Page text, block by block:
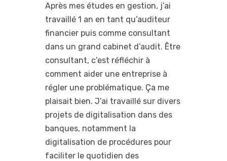
Après mes études en gestion, j’ai
travaillé 1 an en tant qu’auditeur
financier puis comme consultant
dans un grand cabinet d’audit. Être
consultant, c’est réfléchir à
comment aider une entreprise à
régler une problématique. Ça me
plaisait bien. J’ai travaillé sur divers
projets de digitalisation dans des
banques, notamment la
digitalisation de procédures pour
faciliter le quotidien des